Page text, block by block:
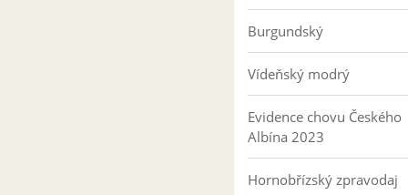
Burgundský
Vídeňský modrý
Evidence chovu Českého
Albína 2023
Hornobřízský zpravodaj